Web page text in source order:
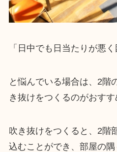
「日中でも日当たりが悪く
と悩んでいる場合は、2階
き抜けをつくるのがおすす
吹き抜けをつくると、2階
込むことができ、部屋の